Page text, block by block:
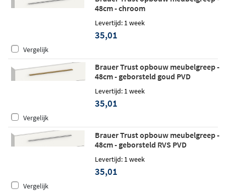
48cm - chroom
Levertijd: 1 week
35,01
Vergelijk
Brauer Trust opbouw meubelgreep -
48cm - geborsteld goud PVD
Levertijd: 1 week
35,01
Vergelijk
Brauer Trust opbouw meubelgreep -
48cm - geborsteld RVS PVD
Levertijd: 1 week
35,01
Vergelijk